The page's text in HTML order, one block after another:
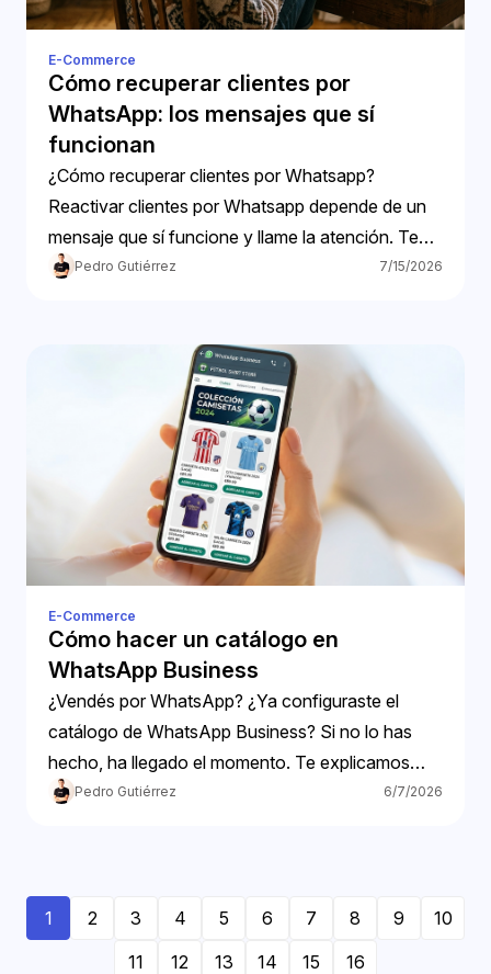
E-Commerce
Cómo recuperar clientes por
WhatsApp: los mensajes que sí
funcionan
¿Cómo recuperar clientes por Whatsapp?
Reactivar clientes por Whatsapp depende de un
mensaje que sí funcione y llame la atención. Te
ayudamos
Pedro Gutiérrez 7/15/2026
E-Commerce
Cómo hacer un catálogo en
WhatsApp Business
¿Vendés por WhatsApp? ¿Ya configuraste el
catálogo de WhatsApp Business? Si no lo has
hecho, ha llegado el momento. Te explicamos
cómo hacer tu catálogo.
Pedro Gutiérrez 6/7/2026
1 2 3 4 5 6 7 8 9
10
11
12 13 14 15 16